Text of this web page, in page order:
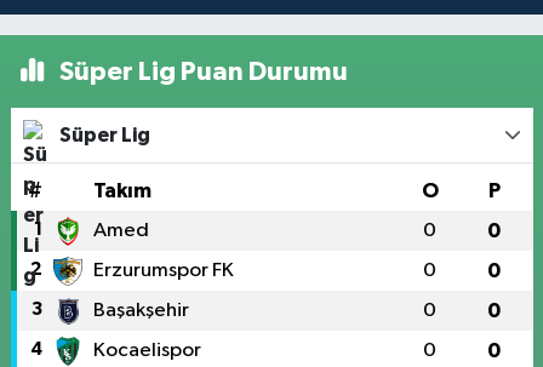
Süper Lig Puan Durumu
Süper Lig
# Takım O P
1 Amed 0 0
2 Erzurumspor FK 0 0
3 Başakşehir 0 0
4 Kocaelispor 0 0